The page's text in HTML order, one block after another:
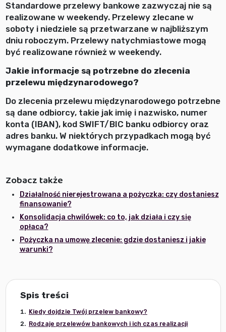
Standardowe przelewy bankowe zazwyczaj nie są
realizowane w weekendy. Przelewy zlecane w
soboty i niedziele są przetwarzane w najbliższym
dniu roboczym. Przelewy natychmiastowe mogą
być realizowane również w weekendy.
Jakie informacje są potrzebne do zlecenia
przelewu międzynarodowego?
Do zlecenia przelewu międzynarodowego potrzebne
są dane odbiorcy, takie jak imię i nazwisko, numer
konta (IBAN), kod SWIFT/BIC banku odbiorcy oraz
adres banku. W niektórych przypadkach mogą być
wymagane dodatkowe informacje.
Zobacz także
Działalność nierejestrowana a pożyczka: czy dostaniesz
finansowanie?
Konsolidacja chwilówek: co to, jak działa i czy się
opłaca?
Pożyczka na umowę zlecenie: gdzie dostaniesz i jakie
warunki?
Spis treści
Kiedy dojdzie Twój przelew bankowy?
Rodzaje przelewów bankowych i ich czas realizacji